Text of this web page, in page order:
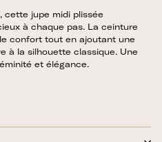
cette jupe midi plissée
à chaque pas. La ceinture
confort tout en ajoutant une
à la silhouette classique. Une
et élégance.